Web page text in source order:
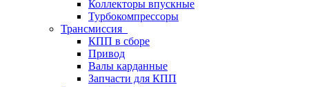
Коллекторы впускные
Турбокомпрессоры
Трансмиссия
КПП в сборе
Привод
Валы карданные
Запчасти для КПП